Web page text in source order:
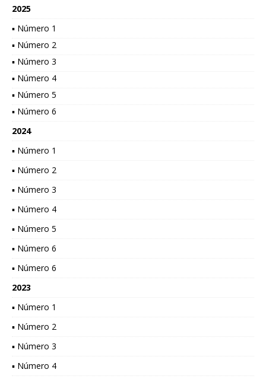
2025
▪ Número 1
▪ Número 2
▪ Número 3
▪ Número 4
▪ Número 5
▪ Número 6
2024
▪ Número 1
▪ Número 2
▪ Número 3
▪ Número 4
▪ Número 5
▪ Número 6
▪ Número 6
2023
▪ Número 1
▪ Número 2
▪ Número 3
▪ Número 4